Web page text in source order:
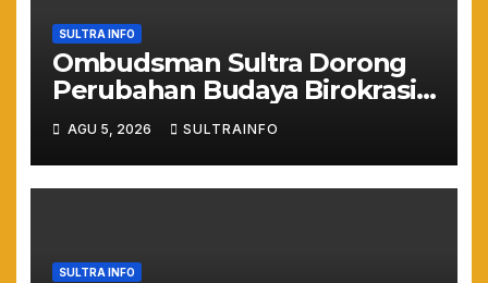
SULTRA INFO
Ombudsman Sultra Dorong
Perubahan Budaya Birokrasi
Lewat Penilaian
Maladministrasi 2026
AGU 5, 2026 SULTRAINFO
SULTRA INFO